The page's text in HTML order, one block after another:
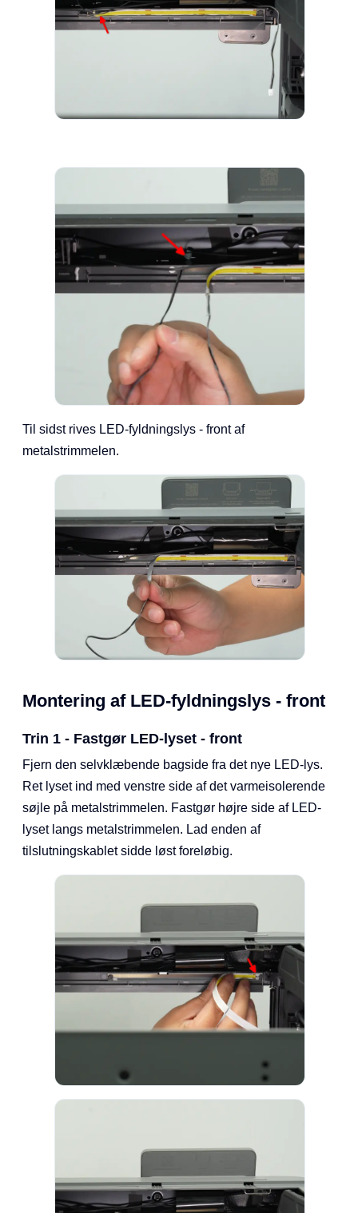
Til sidst rives LED-fyldningslys - front af
metalstrimmelen.
Montering af LED-fyldningslys - front
Trin 1 - Fastgør LED-lyset - front
Fjern den selvklæbende bagside fra det nye LED-lys.
Ret lyset ind med venstre side af det varmeisolerende
søjle på metalstrimmelen. Fastgør højre side af LED-
lyset langs metalstrimmelen. Lad enden af
tilslutningskablet sidde løst foreløbig.